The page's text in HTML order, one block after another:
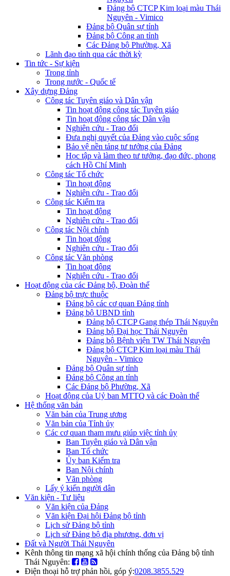
Đảng bộ CTCP Kim loại màu Thái
Nguyên - Vimico
Đảng bộ Quân sự tỉnh
Đảng bộ Công an tỉnh
Các Đảng bộ Phường, Xã
Lãnh đạo tỉnh qua các thời kỳ
Tin tức - Sự kiện
Trong tỉnh
Trong nước - Quốc tế
Xây dựng Đảng
Công tác Tuyên giáo và Dân vận
Tin hoạt động công tác Tuyên giáo
Tin hoạt động công tác Dân vận
Nghiên cứu - Trao đổi
Đưa nghị quyết của Đảng vào cuộc sống
Bảo vệ nền tảng tư tưởng của Đảng
Học tập và làm theo tư tưởng, đạo đức, phong
cách Hồ Chí Minh
Công tác Tổ chức
Tin hoạt động
Nghiên cứu - Trao đổi
Công tác Kiểm tra
Tin hoạt động
Nghiên cứu - Trao đổi
Công tác Nội chính
Tin hoạt động
Nghiên cứu - Trao đổi
Công tác Văn phòng
Tin hoạt động
Nghiên cứu - Trao đổi
Hoạt động của các Đảng bộ, Đoàn thể
Đảng bộ trực thuộc
Đảng bộ các cơ quan Đảng tỉnh
Đảng bộ UBND tỉnh
Đảng bộ CTCP Gang thép Thái Nguyên
Đảng bộ Đại học Thái Nguyên
Đảng bộ Bệnh viện TW Thái Nguyên
Đảng bộ CTCP Kim loại màu Thái
Nguyên - Vimico
Đảng bộ Quân sự tỉnh
Đảng bộ Công an tỉnh
Các Đảng bộ Phường, Xã
Hoạt động của Uỷ ban MTTQ và các Đoàn thể
Hệ thống văn bản
Văn bản của Trung ương
Văn bản của Tỉnh ủy
Các cơ quan tham mưu giúp việc tỉnh ủy
Ban Tuyên giáo và Dân vận
Ban Tổ chức
Ủy ban Kiểm tra
Ban Nội chính
Văn phòng
Lấy ý kiến người dân
Văn kiện - Tư liệu
Văn kiện của Đảng
Văn kiện Đại hội Đảng bộ tỉnh
Lịch sử Đảng bộ tỉnh
Lịch sử Đảng bộ địa phương, đơn vị
Đất và Người Thái Nguyên
Kênh thông tin mạng xã hội chính thống của Đảng bộ tỉnh
Thái Nguyên:
Điện thoại hỗ trợ phản hồi, góp ý:0208.3855.529